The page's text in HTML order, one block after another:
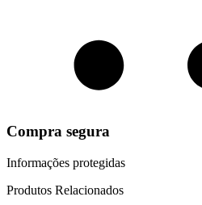
Compra segura
Informações protegidas
Produtos Relacionados